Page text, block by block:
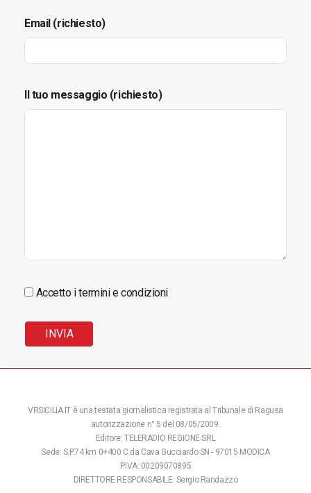
Email (richiesto)
Il tuo messaggio (richiesto)
Accetto i termini e condizioni
VRSICILIA.IT è una testata giornalistica registrata al Tribunale di Ragusa
autorizzazione n° 5 del 08/05/2009.
Editore: TELERADIO REGIONE SRL
Sede: S.P.74 km 0+400 C.da Cava Gucciardo SN - 97015 MODICA
P.IVA: 00209070895
DIRETTORE RESPONSABILE: Sergio Randazzo